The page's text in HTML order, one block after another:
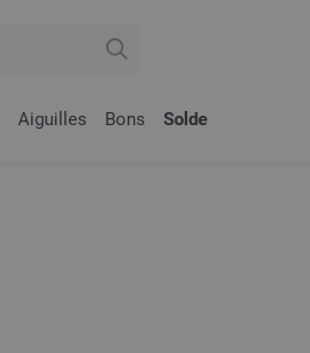
Aiguilles Bons Solde